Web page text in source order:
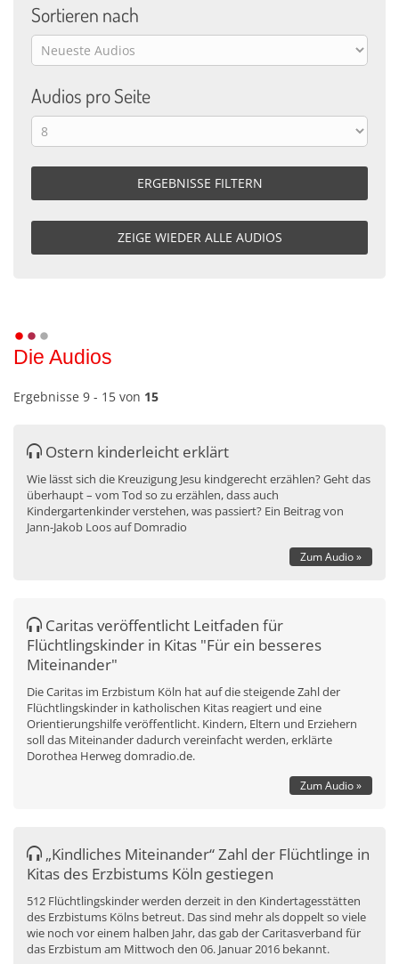
Sortieren nach
Audios pro Seite
Die Audios
Ergebnisse 9 - 15 von 15
Ostern kinderleicht erklärt
Wie lässt sich die Kreuzigung Jesu kindgerecht erzählen? Geht das
überhaupt – vom Tod so zu erzählen, dass auch
Kindergartenkinder verstehen, was passiert? Ein Beitrag von
Jann-Jakob Loos auf Domradio
Zum Audio »
Caritas veröffentlicht Leitfaden für
Flüchtlingskinder in Kitas "Für ein besseres
Miteinander"
Die Caritas im Erzbistum Köln hat auf die steigende Zahl der
Flüchtlingskinder in katholischen Kitas reagiert und eine
Orientierungshilfe veröffentlicht. Kindern, Eltern und Erziehern
soll das Miteinander dadurch vereinfacht werden, erklärte
Dorothea Herweg domradio.de.
Zum Audio »
„Kindliches Miteinander“ Zahl der Flüchtlinge in
Kitas des Erzbistums Köln gestiegen
512 Flüchtlingskinder werden derzeit in den Kindertagesstätten
des Erzbistums Kölns betreut. Das sind mehr als doppelt so viele
wie noch vor einem halben Jahr, das gab der Caritasverband für
das Erzbistum am Mittwoch den 06. Januar 2016 bekannt.